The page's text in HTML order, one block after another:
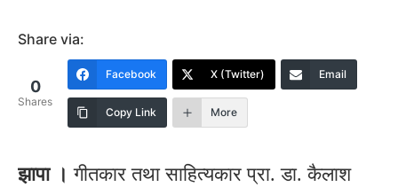
Share via:
0
Shares
Facebook X (Twitter) Email
Copy Link More
झापा । गीतकार तथा साहित्यकार प्रा. डा. कैलाश